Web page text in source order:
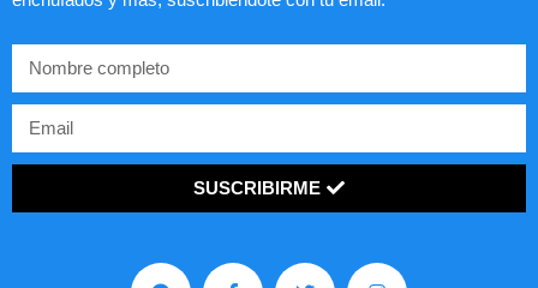
EE.UU.
LEER ARTÍCULO...
SUSCRIBIRME